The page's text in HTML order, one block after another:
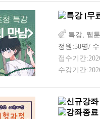
[무
특강, 웹
정원:50명/
접수기간
수강기간